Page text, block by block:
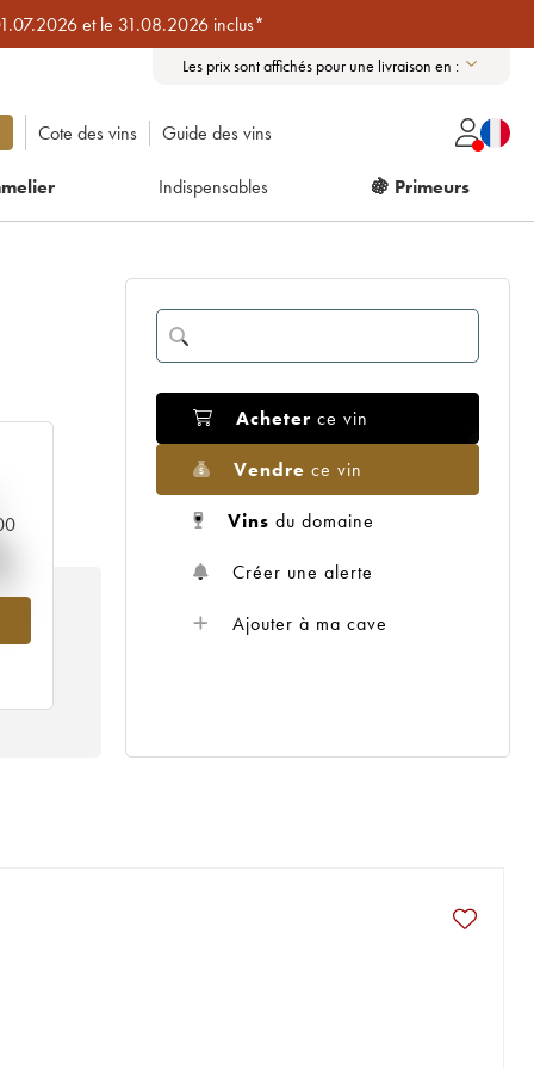
et le 31.08.2026 inclus*
Les prix sont affichés pour une livraison en :
Cote des vins Guide des vins
Indispensables 🍇 Primeurs
Acheter ce vin
Vendre ce vin
Vins du domaine
Créer une alerte
Ajouter à ma cave